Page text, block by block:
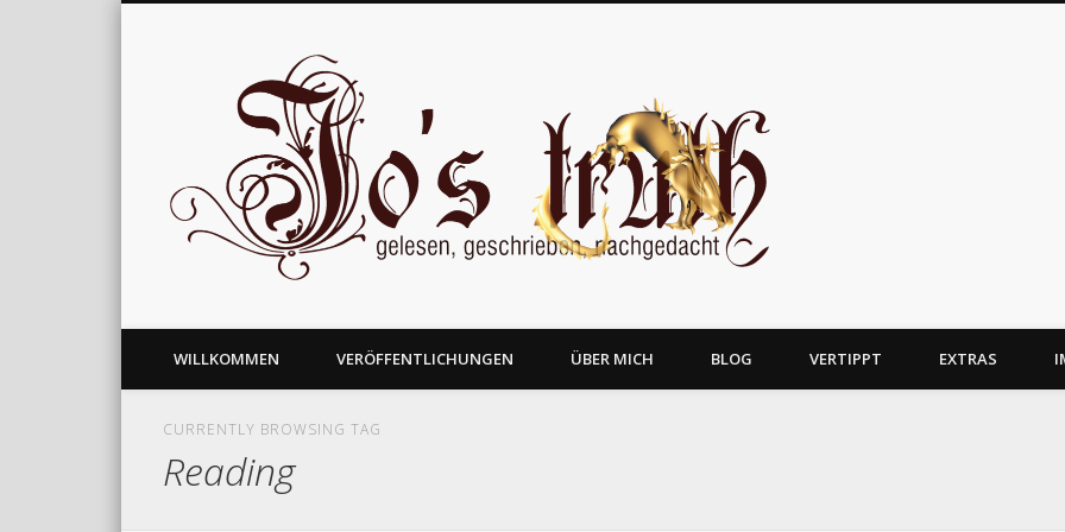
gelesen, geschrieben und nachgedacht
WILLKOMMEN VERÖFFENTLICHUNGEN ÜBER MICH BLOG VERTIPPT EXTRAS
CURRENTLY BROWSING TAG
Reading